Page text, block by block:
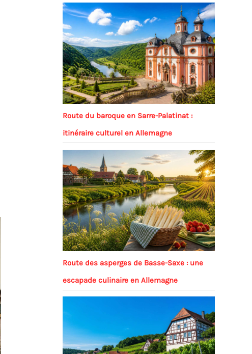
Route du baroque en Sarre-Palatinat :
itinéraire culturel en Allemagne
Route des asperges de Basse-Saxe : une
escapade culinaire en Allemagne